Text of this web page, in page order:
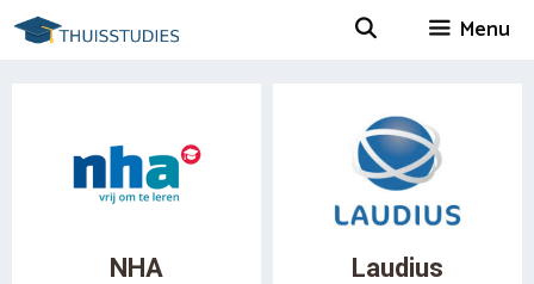
Spring
naar
Menu
NHA Laudius